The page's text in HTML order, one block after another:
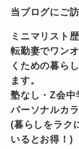
当ブログにご
ミニマリスト
転勤妻でワン
くための暮ら
ます。
塾なし・Z会中
パーソナルカ
(暮らしをラク
いるとお得！)